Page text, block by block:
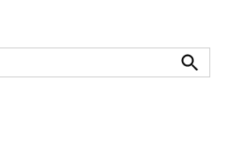
Search